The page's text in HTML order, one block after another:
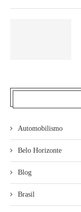
Automobilismo
Belo Horizonte
Blog
Brasil